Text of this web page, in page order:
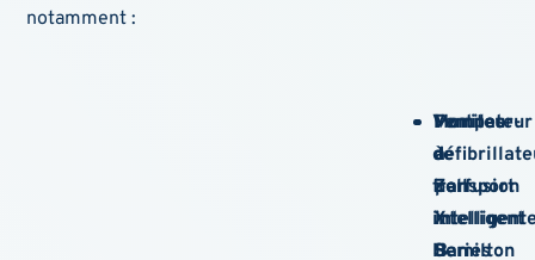
notamment :
Ventilateur
de
transport
intelligent
Hamilton
Moniteur-
Zoll
X
Series
Pompes
à
perfusion
B.